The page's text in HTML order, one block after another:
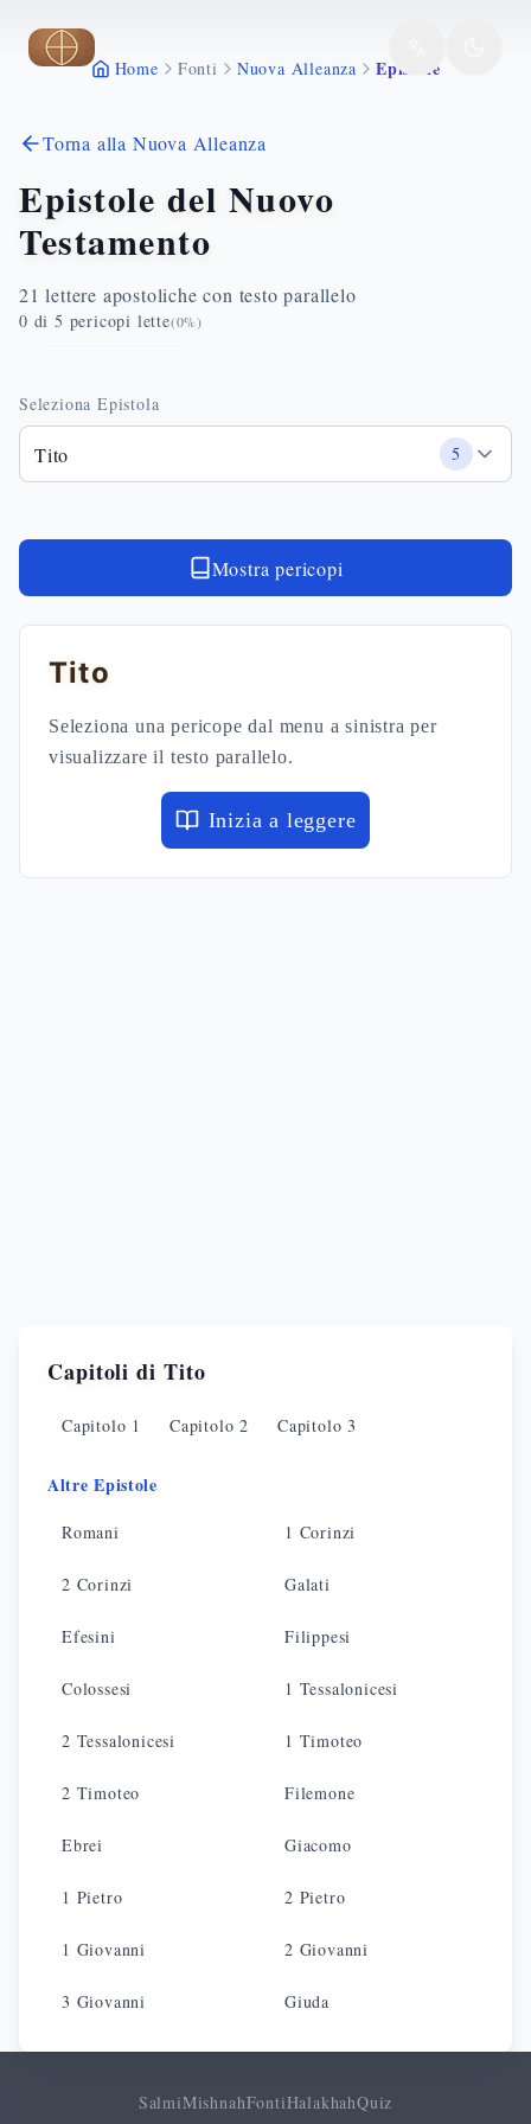
Vai al contenuto principale
Home Fonti Nuova Alleanza Epistole
Torna alla Nuova Alleanza
Epistole del Nuovo
Testamento
21 lettere apostoliche con testo parallelo
0 di 5 pericopi lette(0%)
Seleziona Epistola
Tito 5
Mostra pericopi
Tito
Seleziona una pericope dal menu a sinistra per
visualizzare il testo parallelo.
Inizia a leggere
Capitoli di Tito
Capitolo 1 Capitolo2 Capitolo3
Altre Epistole
Romani 1 Corinzi
2 Corinzi Galati
Efesini Filippesi
Colossesi 1 Tessalonicesi
2 Tessalonicesi 1 Timoteo
2 Timoteo Filemone
Ebrei Giacomo
1 Pietro 2 Pietro
1 Giovanni 2 Giovanni
3 Giovanni Giuda
SalmiMishnahFontiHalakhahQuiz